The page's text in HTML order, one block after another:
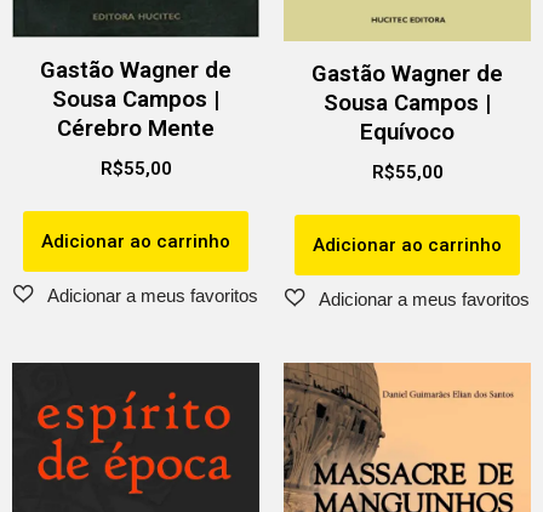
Gastão Wagner de
Sousa Campos |
Cérebro Mente
R$55,00
Adicionar ao carrinho
Gastão Wagner de
Sousa Campos |
Equívoco
R$55,00
Adicionar ao carrinho